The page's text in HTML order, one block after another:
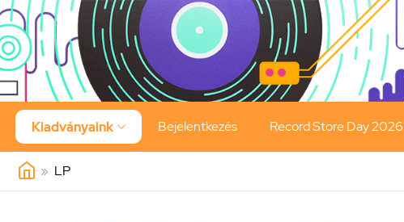
Kiadványaink  Bejelentkezés Record Store Day 2026
» LP